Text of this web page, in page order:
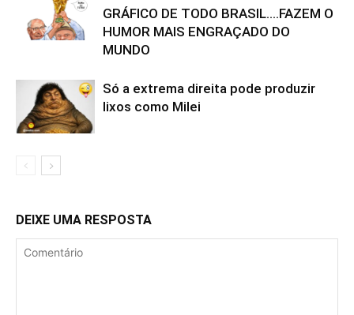
GRÁFICO DE TODO BRASIL….FAZEM O
HUMOR MAIS ENGRAÇADO DO
MUNDO
Só a extrema direita pode produzir
lixos como Milei
DEIXE UMA RESPOSTA